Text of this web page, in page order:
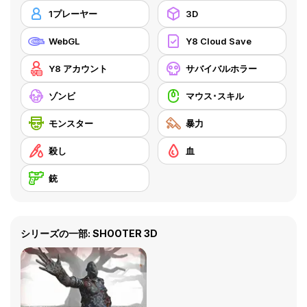
1プレーヤー 3D
WebGL Y8 Cloud Save
Y8 アカウント サバイバルホラー
ゾンビ マウス･スキル
モンスター 暴力
殺し 血
銃
シリーズの一部: SHOOTER 3D